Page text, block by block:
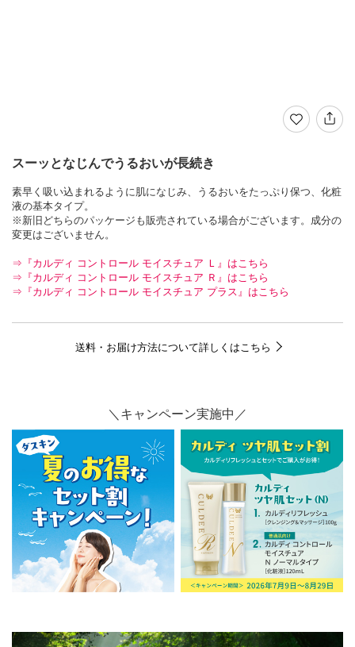
スーッとなじんでうるおいが長続き
素早く吸い込まれるように肌になじみ、うるおいをたっぷり保つ、化粧
液の基本タイプ。
※新旧どちらのパッケージも販売されている場合がございます。成分の
変更はございません。
⇒『カルディ コントロール モイスチュア Ｌ』はこちら
⇒『カルディ コントロール モイスチュア Ｒ』はこちら
⇒『カルディ コントロール モイスチュア プラス』はこちら
送料・お届け方法について詳しくはこちら
＼キャンペーン実施中／